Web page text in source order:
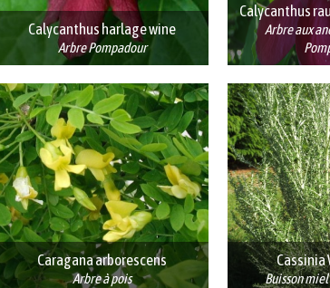
Calycanthus harlage wine
Arbre Pompadour
Calycanthus
Arbre aux
Caragana arborescens
Arbre à pois
Cassinia
Buisson miel